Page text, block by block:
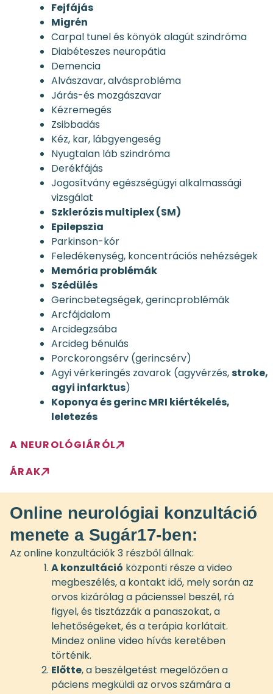
Fejfájás
Migrén
Carpal tunel és könyök alagút szindróma
Diabéteszes neuropátia
Demencia
Alvászavar, alvásprobléma
Járás-és mozgászavar
Kézremegés
Zsibbadás
Kéz, kar, lábgyengeség
Nyugtalan láb szindróma
Derékfájás
Jogosítvány egészségügyi alkalmassági
vizsgálat
Szklerózis multiplex (SM)
Epilepszia
Parkinson-kór
Feledékenység, koncentrációs nehézségek
Memória problémák
Szédülés
Gerincbetegségek, gerincproblémák
Arcfájdalom
Arcidegzsába
Arcideg bénulás
Porckorongsérv (gerincsérv)
Agyi vérkeringés zavarok (agyvérzés,stroke,
agyi infarktus)
Koponya és gerinc MRI kiértékelés,
leletezés
A NEUROLÓGIÁRÓL
ÁRAK
Online neurológiai konzultáció
menete a Sugár17-ben:
Az online konzultációk 3 részből állnak:
A konzultáció központi része a video
megbeszélés, a kontakt idő, mely során az
orvos kizárólag a pácienssel beszél, rá
figyel, és tisztázzák a panaszokat, a
lehetőségeket, és a terápia korlátait.
Mindez online video hívás keretében
történik.
Előtte, a beszélgetést megelőzően a
páciens megküldi az orvos számára a